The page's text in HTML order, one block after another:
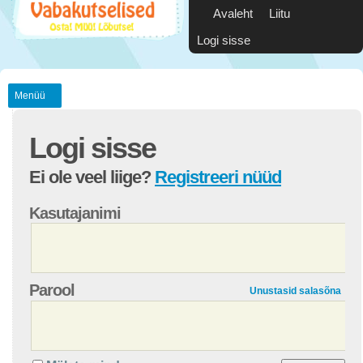
Avaleht
Liitu
Logi sisse
Menüü
Logi sisse
Ei ole veel liige? Registreeri nüüd
Kasutajanimi
Parool Unustasid salasõna